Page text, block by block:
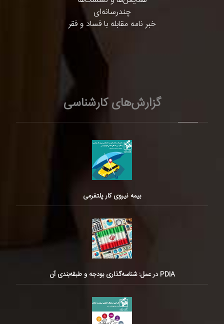
چندرسانه‌ای
خبر نامه مقابله با فساد و فقر
گزارش‌های کارشناسی
بیمه نیروی کار پلتفرمی
PDIA در عمل: شناسه‌گذاری بودجه و طبقه‌بندی آن